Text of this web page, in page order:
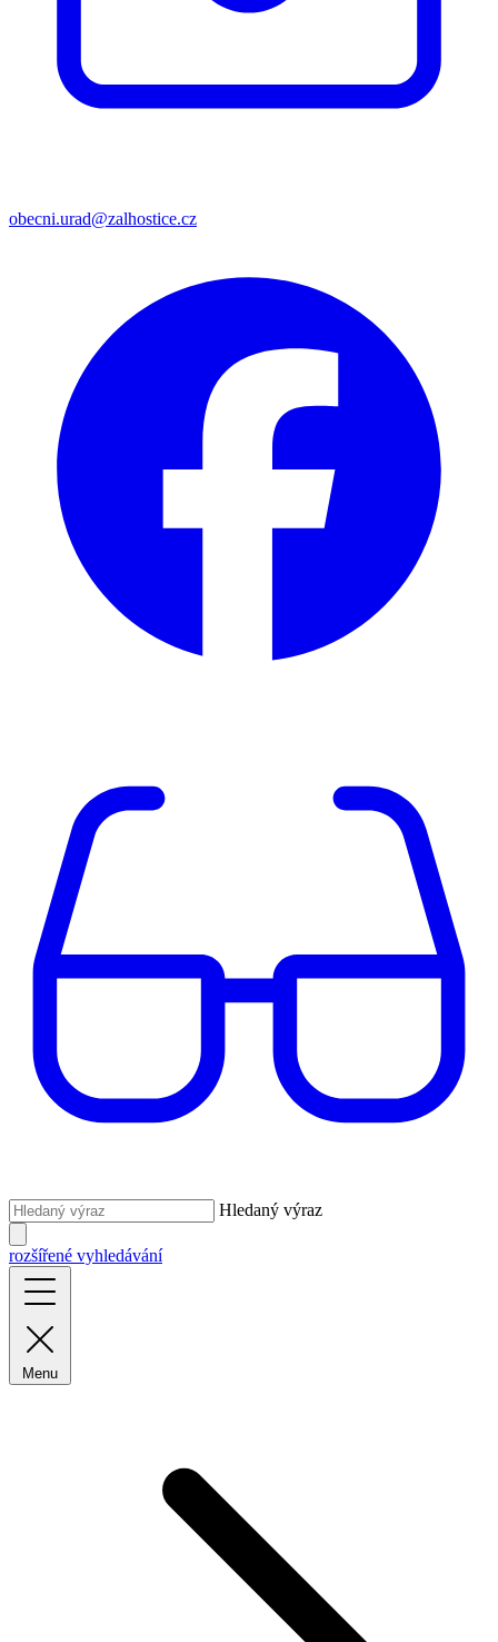
obecni.urad@zalhostice.cz
Hledaný výraz
rozšířené vyhledávání
Menu